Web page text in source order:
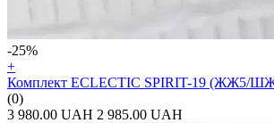
-25%
+
Комплект ECLECTIC SPIRIT-19 (ЖЖ5/
(0)
3 980.00 UAH 2 985.00 UAH